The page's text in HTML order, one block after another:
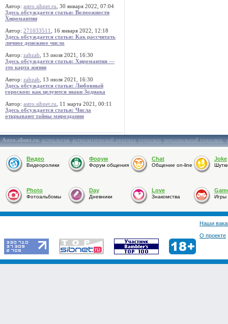
Автор: astro.sibnet.ru , 30 января 2022, 07:04
Здесь обсуждается статья: Возможности
Хиромантии
Автор: 271033511
, 16 января 2022, 12:18
Здесь обсуждается статья: Как рассчитать
личное денежное число
Автор: zabzab , 13 июля 2021, 16:30
Здесь обсуждается статья: Хиромантия —
это карта жизни
Автор: zabzab , 13 июля 2021, 16:30
Здесь обсуждается статья: Любовный
гороскоп: как целуются знаки Зодиака
Автор: astro.sibnet.ru , 11 марта 2021, 00:11
Здесь обсуждается статья: Числа
открывают тайны мироздания
Astro.sibnet.ru:астрология,астрологический прогноз,гороскоп,персональный гороскоп,
Видео
Видеоролики
Форум
Форум общения
Chat
Общение on-line
Joke
Photo
Фотоальбомы
Day
Дневники
Love
Знакомства Игры
Наши
О проекте